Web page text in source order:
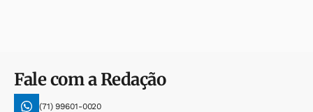
Fale com a Redação
(71) 99601-0020